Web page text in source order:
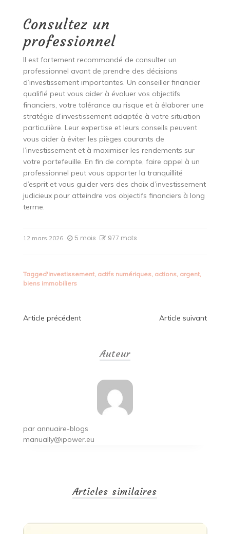
Consultez un
professionnel
Il est fortement recommandé de consulter un
professionnel avant de prendre des décisions
d’investissement importantes. Un conseiller financier
qualifié peut vous aider à évaluer vos objectifs
financiers, votre tolérance au risque et à élaborer une
stratégie d’investissement adaptée à votre situation
particulière. Leur expertise et leurs conseils peuvent
vous aider à éviter les pièges courants de
l’investissement et à maximiser les rendements sur
votre portefeuille. En fin de compte, faire appel à un
professionnel peut vous apporter la tranquillité
d’esprit et vous guider vers des choix d’investissement
judicieux pour atteindre vos objectifs financiers à long
terme.
12 mars 2026 5 mois 977 mots
Tagged'investissement, actifs numériques, actions, argent,
biens immobiliers
Navigation
Article précédent Article suivant
Auteur
par annuaire-blogs
manually@ipower.eu
Articles similaires